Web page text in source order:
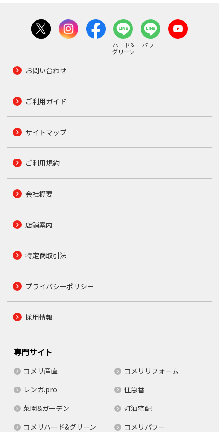
ハード&
グリーン
パワー
お問い合わせ
ご利用ガイド
サイトマップ
ご利用規約
会社概要
店舗案内
特定商取引法
プライバシーポリシー
採用情報
専門サイト
コメリ産直
コメリリフォーム
レンガ.pro
住急番
菜園&ガーデン
灯油宅配
コメリハード&グリーン
コメリパワー